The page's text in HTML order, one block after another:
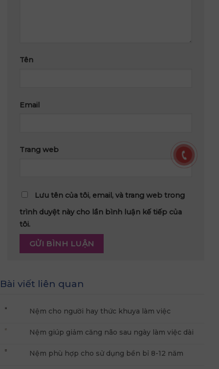
Tên
Email
Trang web
Lưu tên của tôi, email, và trang web trong
trình duyệt này cho lần bình luận kế tiếp của
tôi.
Bài viết liên quan
Nệm cho người hay thức khuya làm việc
Nệm giúp giảm căng não sau ngày làm việc dài
Nệm phù hợp cho sử dụng bền bỉ 8-12 năm